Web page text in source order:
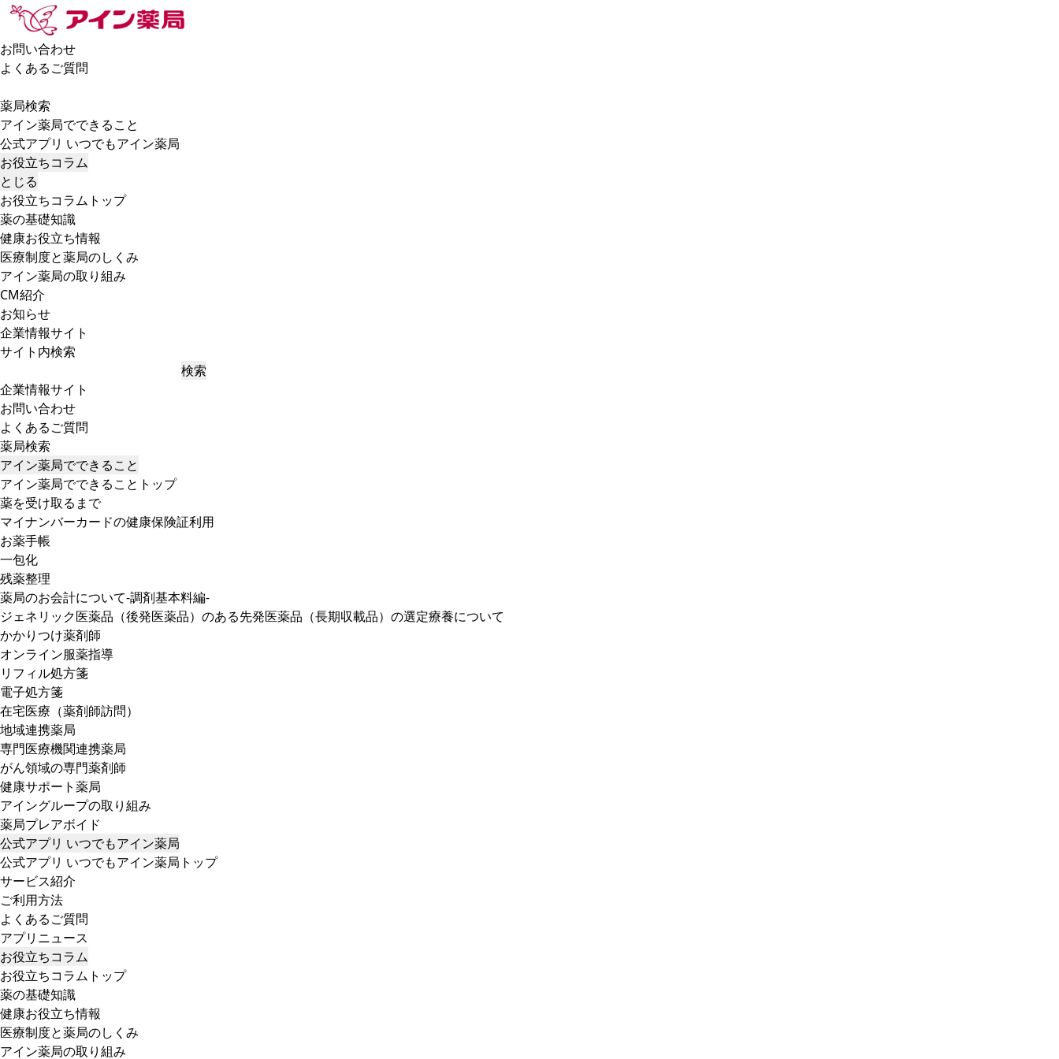
お問い合わせ
よくあるご質問
薬局検索
アイン薬局でできること
公式アプリ いつでもアイン薬局
お役立ちコラム
とじる
お役立ちコラムトップ
薬の基礎知識
健康お役立ち情報
医療制度と薬局のしくみ
アイン薬局の取り組み
CM紹介
お知らせ
企業情報サイト
サイト内検索
検索
企業情報サイト
お問い合わせ
よくあるご質問
薬局検索
アイン薬局でできること
アイン薬局でできることトップ
薬を受け取るまで
マイナンバーカードの健康保険証利用
お薬手帳
一包化
残薬整理
薬局のお会計について-調剤基本料編-
ジェネリック医薬品（後発医薬品）のある先発医薬品（長期収載品）の選定療養について
かかりつけ薬剤師
オンライン服薬指導
リフィル処方箋
電子処方箋
在宅医療（薬剤師訪問）
地域連携薬局
専門医療機関連携薬局
がん領域の専門薬剤師
健康サポート薬局
アイングループの取り組み
薬局プレアボイド
公式アプリ いつでもアイン薬局
公式アプリ いつでもアイン薬局トップ
サービス紹介
ご利用方法
よくあるご質問
アプリニュース
お役立ちコラム
お役立ちコラムトップ
薬の基礎知識
健康お役立ち情報
医療制度と薬局のしくみ
アイン薬局の取り組み